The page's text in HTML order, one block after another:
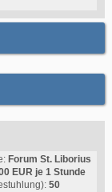
Forum St. Liborius
EUR je 1 Stunde
50